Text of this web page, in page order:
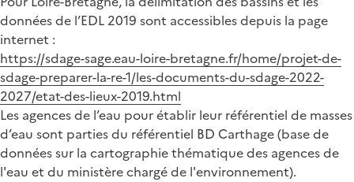
données de l’EDL 2019 sont accessibles depuis la page
internet :
https://sdage-sage.eau-loire-bretagne.fr/home/projet-de-
sdage-preparer-la-re-1/les-documents-du-sdage-2022-
2027/etat-des-lieux-2019.html
Les agences de l’eau pour établir leur référentiel de masses
d’eau sont parties du référentiel BD Carthage (base de
données sur la cartographie thématique des agences de
l'eau et du ministère chargé de l'environnement).